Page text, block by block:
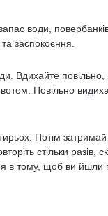
води,
заспокоєння.
Вдихайте
Повільно
Потім
стільки разів,
в тому, щоб ви